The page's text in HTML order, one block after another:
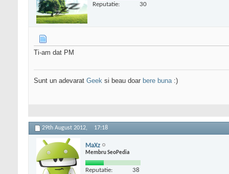
Reputatie: 30
Ti-am dat PM
Sunt un adevarat Geek si beau doar bere buna:)
29th August 2012, 17:18
MaXz
Membru SeoPedia
Reputatie: 38